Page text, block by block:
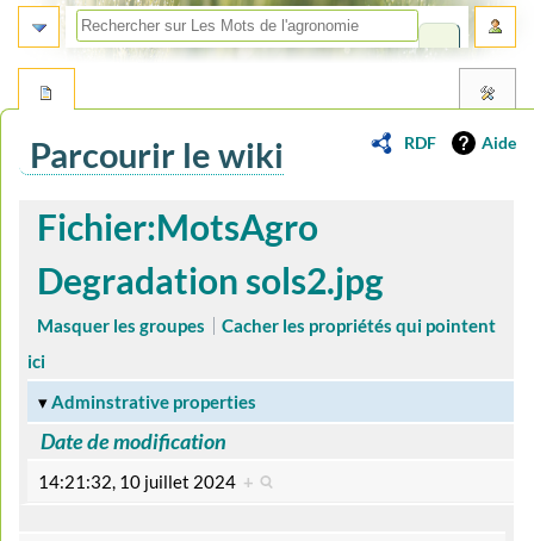
RDF Aide
Parcourir le wiki
Aller
navigation
Aller
recherche
Fichier:MotsAgro
Degradation sols2.jpg
Masquer les groupes
Cacher les propriétés qui pointent
ici
Adminstrative properties
Date de modification
14:21:32, 10 juillet 2024 +